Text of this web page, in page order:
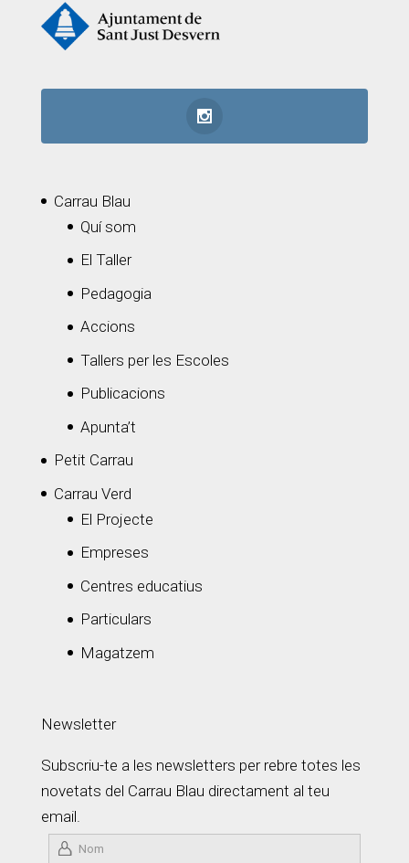
Carrau Blau
Quí som
El Taller
Pedagogia
Accions
Tallers per les Escoles
Publicacions
Apunta’t
Petit Carrau
Carrau Verd
El Projecte
Empreses
Centres educatius
Particulars
Magatzem
Newsletter
Subscriu-te a les newsletters per rebre totes les
novetats del Carrau Blau directament al teu
email.